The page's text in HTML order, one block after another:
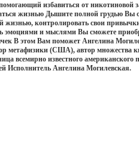
избавиться от никотиновой
жизнью Дышите полной грудью Вы
жизнью, контролировать свои
эмоциями и мыслями Вы сможете
В этом Вам поможет Ангелина
метафизики (США), автор множества
всемирно известного американского
Исполнитель Ангелина Могилевская.